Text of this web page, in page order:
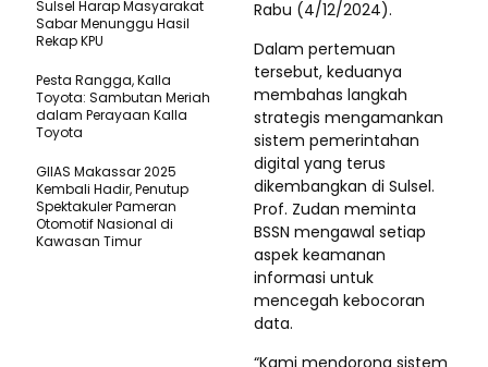
Rabu (4/12/2024).
Dalam pertemuan
tersebut, keduanya
membahas langkah
strategis mengamankan
sistem pemerintahan
digital yang terus
dikembangkan di Sulsel.
Prof. Zudan meminta
BSSN mengawal setiap
aspek keamanan
informasi untuk
mencegah kebocoran
data.
“Kami mendorong sistem
Sulsel Harap Masyarakat
Sabar Menunggu Hasil
Rekap KPU
Pesta Rangga, Kalla
Toyota: Sambutan Meriah
dalam Perayaan Kalla
Toyota
GIIAS Makassar 2025
Kembali Hadir, Penutup
Spektakuler Pameran
Otomotif Nasional di
Kawasan Timur